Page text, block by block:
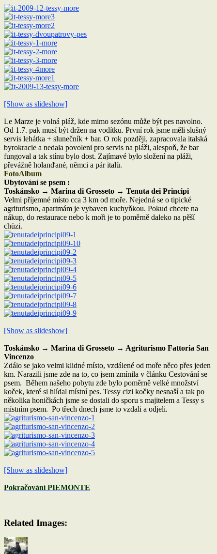
[Show as slideshow]
Le Marze je volná pláž, kde mimo sezónu může být pes navolno.
Od 1.7. pak musí být držen na vodítku. První rok jsme měli slušný
servis lehátka + slunečník + bar. O rok později, zapracovala italská
byrokracie a nedala povoleni pro servis na pláži, alespoň, že bar
fungoval a tak stínu bylo dost. Zajímavé bylo složení na pláži,
převážně holanďané, němci a pár italů.
FotoAlbum
Ubytování se psem :
Toskánsko → Marina di Grosseto → Tenuta dei Principi
Velmi příjemné místo cca 3 km od moře. Nejedná se o tipické
agriturismo, apartmám je vybaven kuchyňkou. Pokud chcete na
nákup, do restaurace nebo k moři je to poměrně daleko na pěší
chůzi.
[Show as slideshow]
Toskánsko → Marina di Grosseto → Agriturismo Fattoria San
Vincenzo
Zdálo se jako velmi klidné místo, vzdálené od moře něco přes jeden
km. Narazili jsme zde na to, co jsem zmínila v článku Cestování se
psem. Během našeho pobytu zde bylo poměrně velké množství
koček, které si hlídal místní pes. Tessy cizi kočky nesnaší a tak po
několika honičkách jsme se dostali do sporu s majitelem a Tessy s
místním psem. Po třech dnech jsme to vzdali a odjeli.
[Show as slideshow]
Pokračování PIEMONTE
Related Images:
Autor: